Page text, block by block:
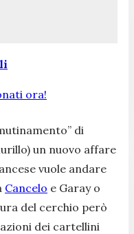
ora!
di
un nuovo affare
vuole andare
Cancelo e Garay o
del cerchio però
dei cartellini